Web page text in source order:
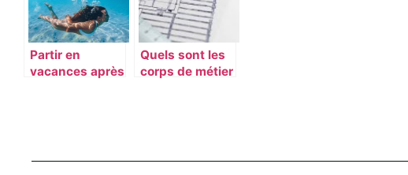
Partir en
vacances après
Quels sont les
corps de métier